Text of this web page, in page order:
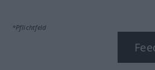
*Pflichtfeld